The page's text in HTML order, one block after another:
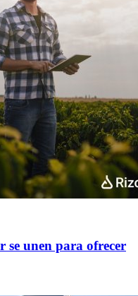
se unen para ofrecer